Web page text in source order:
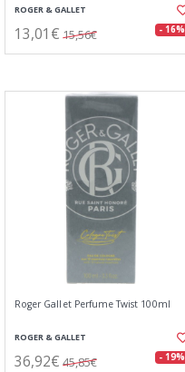
ROGER & GALLET
13,01€ 15,56€ - 16%
Roger Gallet Perfume Twist 100ml
ROGER & GALLET
36,92€ 45,85€ - 19%